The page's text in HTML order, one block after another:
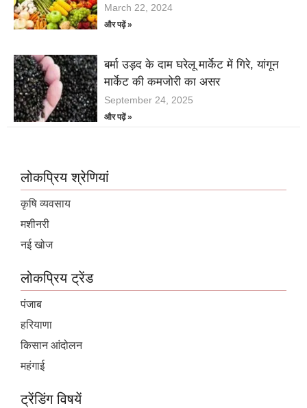
March 22, 2024
और पढ़ें »
बर्मा उड़द के दाम घरेलू मार्केट में गिरे, यांगून
मार्केट की कमजोरी का असर
September 24, 2025
और पढ़ें »
लोकप्रिय श्रेणियां
कृषि व्यवसाय
मशीनरी
नई खोज
लोकप्रिय ट्रेंड
पंजाब
हरियाणा
किसान आंदोलन
महंगाई
ट्रेंडिंग विषयें